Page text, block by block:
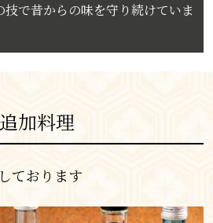
で昔からの味を守り続けていま
追加料理
ております